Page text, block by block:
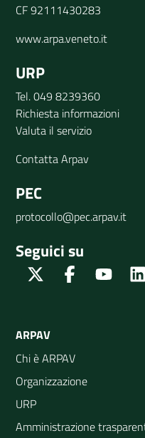
CF 92111430283
www.arpa.veneto.it
URP
Tel. 049 8239360
Richiesta informazioni
Valuta il servizio
Contatta Arpav
PEC
protocollo@pec.arpav.it
Seguici su
Twitter FacebookYoutube
ARPAV
Chi è ARPAV
Organizzazione
URP
Amministrazione